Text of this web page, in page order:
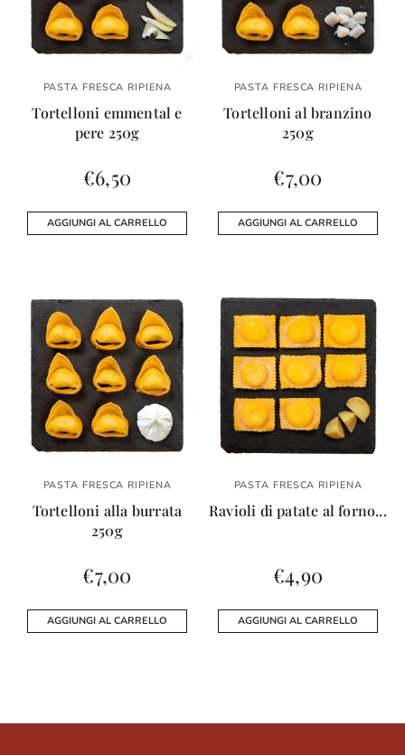
PASTA FRESCA RIPIENA
Tortelloni emmental e
pere 250g
€6,50
AGGIUNGI AL CARRELLO
PASTA FRESCA RIPIENA
Tortelloni al branzino
250g
€7,00
AGGIUNGI AL CARRELLO
PASTA FRESCA RIPIENA
Tortelloni alla burrata
250g
€7,00
AGGIUNGI AL CARRELLO
PASTA FRESCA RIPIENA
Ravioli di patate al forno...
€4,90
AGGIUNGI AL CARRELLO